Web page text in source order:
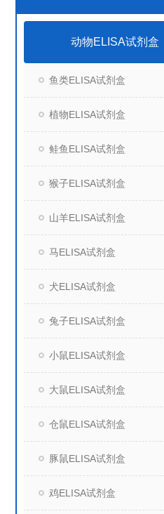
动物ELISA试剂盒
鱼类ELISA试剂盒
植物ELISA试剂盒
鲑鱼ELISA试剂盒
猴子ELISA试剂盒
山羊ELISA试剂盒
马ELISA试剂盒
犬ELISA试剂盒
兔子ELISA试剂盒
小鼠ELISA试剂盒
大鼠ELISA试剂盒
仓鼠ELISA试剂盒
豚鼠ELISA试剂盒
鸡ELISA试剂盒